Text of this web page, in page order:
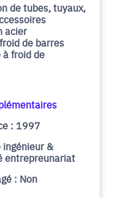
de tubes, tuyaux,
acier
de barres
froid de
: 1997
&
entrepreunariat
: Non